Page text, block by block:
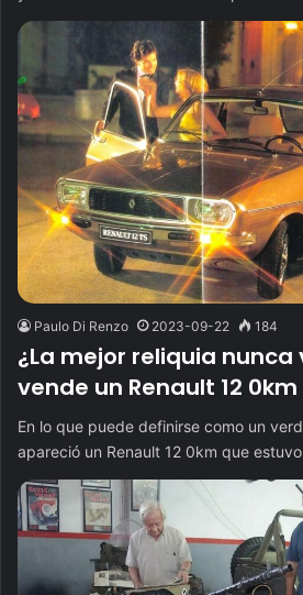
Paulo Di Renzo 2023-09-22 184
¿La mejor reliquia nunca
vende un Renault 12 0km
En lo que puede definirse como un
apareció un Renault 12 0km que